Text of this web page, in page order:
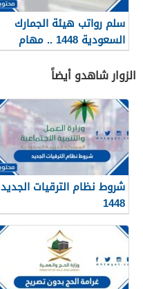
سلم رواتب هيئة الجمارك
السعودية 1448 .. مهام
هيئة الجمارك السعودية
الزوار شاهدو أيضاً
شروط نظام الترقيات الجديد
1448